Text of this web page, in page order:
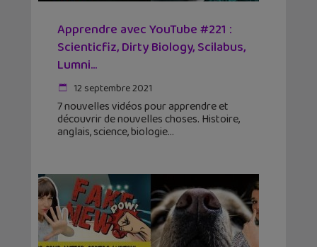
Apprendre avec YouTube #221 :
Scienticfiz, Dirty Biology, Scilabus,
Lumni…
12 septembre 2021
7 nouvelles vidéos pour apprendre et
découvrir de nouvelles choses. Histoire,
anglais, science, biologie